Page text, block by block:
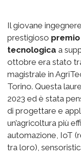
Il giovane ingegnere
prestigioso premio
tecnologica a
ottobre era stato
magistrale in
Torino. Questa
2023 ed è stata
di progettare e
un’agricoltura più
automazione, IoT
tra loro),